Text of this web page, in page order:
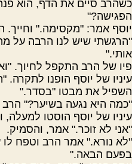
כשהרב סיים את הדף, הוא
הפגישה?"
יוסף אמר: "מקסימה." וחייך.
"הרגשתי שיש לנו הרבה על
אותי."
פיו של הרב התקפל לחיוך.
עיניו של יוסף הופנו
השפיל את מבטו "בסדר."
"כמה היא נגעה בשיער?"
עיניו של יוסף הוסטו
"אני לא זוכר." אמר, והסמיק.
"לא נורא." אמר הרב וטפח לו
בפעם הבאה."